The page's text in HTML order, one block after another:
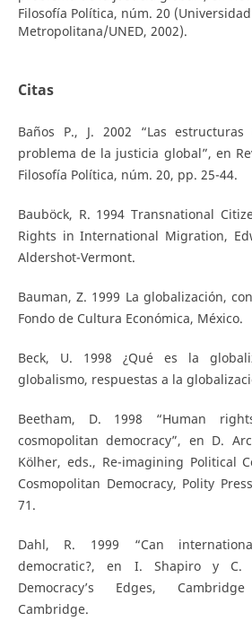
Filosofía Política, núm. 20
Metropolitana/UNED, 2002).
Citas
Baños P., J. 2002 “Las
problema de la justicia global”, en
Filosofía Política, núm. 20, pp. 25-44.
Bauböck, R. 1994 Transnational
Rights in International Migration,
Aldershot-Vermont.
Bauman, Z. 1999 La globalización,
Fondo de Cultura Económica, México.
Beck, U. 1998 ¿Qué es la
globalismo, respuestas a la
Beetham, D. 1998 “Human
cosmopolitan democracy”, en D.
Kölher, eds., Re-imagining Political
Cosmopolitan Democracy, Polity
71.
Dahl, R. 1999 “Can
democratic?, en I. Shapiro y C.
Democracy’s Edges,
Cambridge.